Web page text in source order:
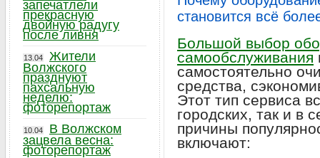
становится всё
Большой выбор
самообслуживания
самостоятельно
средства,
Этот тип сервиса
городских, так и в
причины
включают:
запечатлели
прекрасную
двойную радугу
после ливня
13.04
Жители
Волжского
празднуют
пахсальную
неделю:
фоторепортаж
10.04
В Волжском
зацвела весна:
фоторепортаж